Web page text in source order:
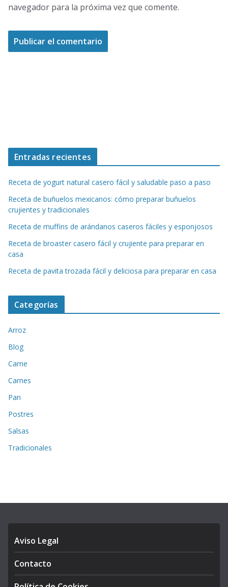
navegador para la próxima vez que comente.
Entradas recientes
Receta de yogurt natural casero fácil y saludable paso a paso
Receta de buñuelos mexicanos: cómo preparar buñuelos
crujientes y tradicionales
Receta de muffins de arándanos caseros fáciles y esponjosos
Receta de broaster casero fácil y crujiente para preparar en
casa
Receta de pavita trozada fácil y deliciosa para preparar en casa
Categorías
Arroz
Blog
Carne
Carnes
Pan
Postres
Salsas
Tradicionales
Aviso Legal
Contacto